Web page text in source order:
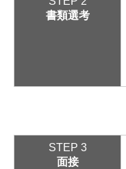
書類選考
STEP 3
面接